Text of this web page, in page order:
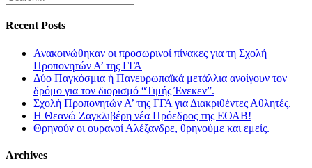
Recent Posts
Ανακοινώθηκαν οι προσωρινοί πίνακες για τη Σχολή
Προπονητών Α’ της ΓΓΑ
Δύο Παγκόσμια ή Πανευρωπαϊκά μετάλλια ανοίγουν τον
δρόμο για τον διορισμό “Τιμής Ένεκεν”.
Σχολή Προπονητών Α’ της ΓΓΑ για Διακριθέντες Αθλητές.
Η Θεανώ Ζαγκλιβέρη νέα Πρόεδρος της ΕΟΑΒ!
Θρηνούν οι ουρανοί Αλέξανδρε, θρηνούμε και εμείς.
Archives